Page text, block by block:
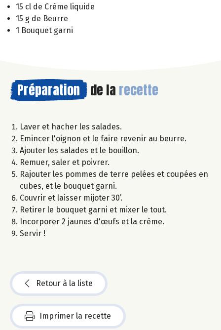
15 cl de Crème liquide
15 g de Beurre
1 Bouquet garni
Préparation de la recette
Laver et hacher les salades.
Emincer l'oignon et le faire revenir au beurre.
Ajouter les salades et le bouillon.
Remuer, saler et poivrer.
Rajouter les pommes de terre pelées et coupées en
cubes, et le bouquet garni.
Couvrir et laisser mijoter 30’.
Retirer le bouquet garni et mixer le tout.
Incorporer 2 jaunes d'œufs et la crème.
Servir !
Retour à la liste
Imprimer la recette